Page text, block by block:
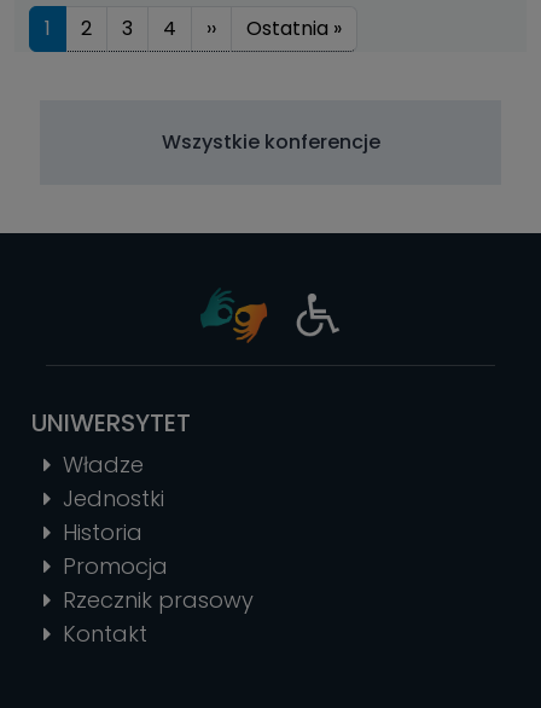
Stronicowanie
1 2 3 4 ››Następna strona
Ostatnia »Ostatnia strona
Wszystkie konferencje
UNIWERSYTET
Władze
Jednostki
Historia
Promocja
Rzecznik prasowy
Kontakt